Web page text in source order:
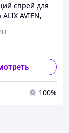
спрей для
ALIX AVIEN,
100%